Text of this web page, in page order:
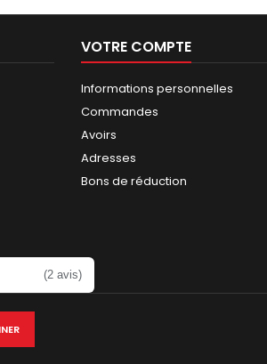
VOTRE COMPTE
Informations personnelles
Commandes
Avoirs
Adresses
Bons de réduction
(2 avis)